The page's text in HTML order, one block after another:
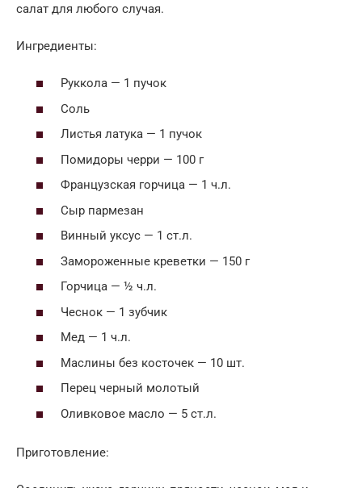
салат для любого случая.
Ингредиенты:
Руккола — 1 пучок
Соль
Листья латука — 1 пучок
Помидоры черри — 100 г
Французская горчица — 1 ч.л.
Сыр пармезан
Винный уксус — 1 ст.л.
Замороженные креветки — 150 г
Горчица — ½ ч.л.
Чеснок — 1 зубчик
Мед — 1 ч.л.
Маслины без косточек — 10 шт.
Перец черный молотый
Оливковое масло — 5 ст.л.
Приготовление: